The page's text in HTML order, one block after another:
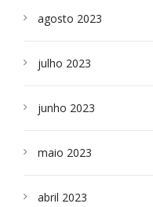
agosto 2023
julho 2023
junho 2023
maio 2023
abril 2023